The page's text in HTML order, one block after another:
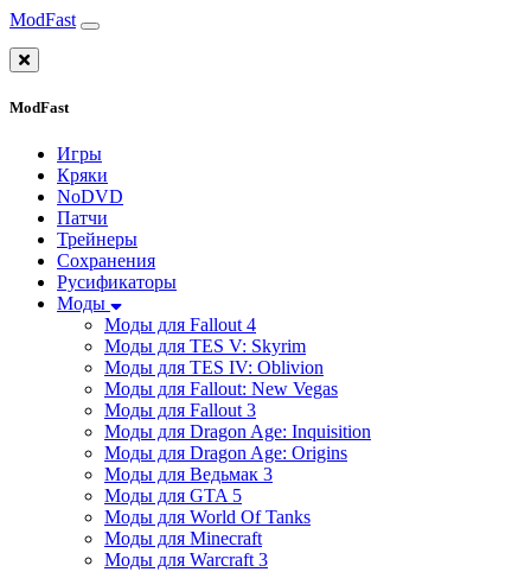
ModFast
ModFast
Игры
Кряки
NoDVD
Патчи
Трейнеры
Сохранения
Русификаторы
Моды
Моды для Fallout 4
Моды для TES V: Skyrim
Моды для TES IV: Oblivion
Моды для Fallout: New Vegas
Моды для Fallout 3
Моды для Dragon Age: Inquisition
Моды для Dragon Age: Origins
Моды для Ведьмак 3
Моды для GTA 5
Моды для World Of Tanks
Моды для Minecraft
Моды для Warcraft 3